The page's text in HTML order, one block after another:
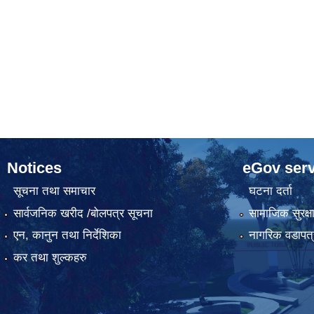
Notices
सूचना तथा समाचार
सार्वजनिक खरीद /बोलपत्र सूचना
एन, कानुन तथा निर्देशिका
कर तथा शुल्कहरु
eGov
घटना दर्ता
सामाजिक सुरक्षा
नागरिक